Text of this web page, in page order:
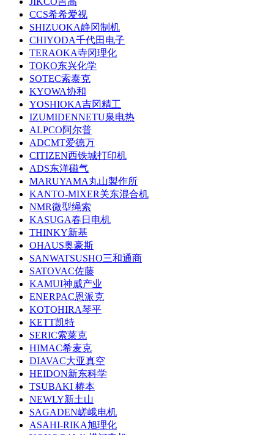
CCS希希爱视
SHIZUOKA静冈制机
CHIYODA千代田电子
TERAOKA寺冈理化
TOKO东兴化学
SOTEC索泰克
KYOWA协和
YOSHIOKA吉冈精工
IZUMIDENNETU泉电热
ALPCO阿尔普
ADCMT爱德万
CITIZEN西铁城打印机
ADS东洋磁气
MARUYAMA丸山製作所
KANTO-MIXER关东混合机
NMR微型绳索
KASUGA春日电机
THINKY新基
OHAUS奥豪斯
SANWATSUSHO三和通商
SATOVAC佐藤
KAMUI神威产业
ENERPAC恩派克
KOTOHIRA琴平
KETT凯特
SERIC索莱克
HIMAC希麦克
DIAVAC大亚真空
HEIDON新东科学
TSUBAKI 椿本
NEWLY新土山
SAGADEN嵯峨电机
ASAHI-RIKA旭理化